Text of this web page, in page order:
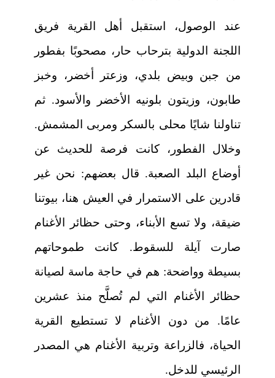
عند الوصول، استقبل أهل القرية فريق
اللجنة الدولية بترحاب حار، مصحوبًا بفطور
من جبن وبيض بلدي، وزعتر أخضر، وخبز
طابون، وزيتون بلونيه الأخضر والأسود. ثم
تناولنا شايًا محلى بالسكر ومربى المشمش.
وخلال الفطور، كانت فرصة للحديث عن
أوضاع البلد الصعبة. قال بعضهم: نحن غير
قادرين على الاستمرار في العيش هنا، بيوتنا
ضيقة، ولا تسع الأبناء، وحتى حظائر الأغنام
صارت آيلة للسقوط. كانت طموحاتهم
بسيطة وواضحة: هم في حاجة ماسة لصيانة
حظائر الأغنام التي لم تُصلَّح منذ عشرين
عامًا. من دون الأغنام لا تستطيع القرية
الحياة، فالزراعة وتربية الأغنام هي المصدر
الرئيسي للدخل.